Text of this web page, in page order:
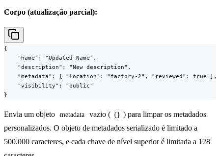
Corpo (atualização parcial):
{
    "name": "Updated Name",
    "description": "New description",
    "metadata": { "location": "factory-2", "reviewed": true },
    "visibility": "public"
}
Envia um objeto metadata vazio ( {} ) para limpar os metadados
personalizados. O objeto de metadados serializado é limitado a
500.000 caracteres, e cada chave de nível superior é limitada a 128